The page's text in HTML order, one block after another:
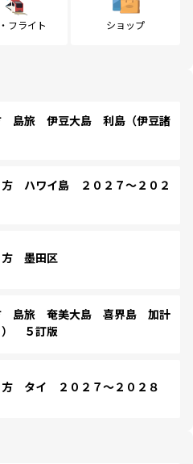
フライト ショップ
島旅 伊豆大島 利島（伊豆諸
ハワイ島 ２０２７～２０２
方 墨田区
島旅 奄美大島 喜界島 加計
） ５訂版
タイ ２０２７～２０２８